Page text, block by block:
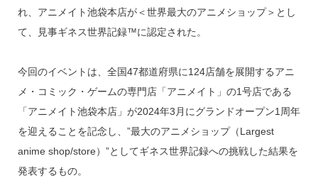
d
a
b
o
k
れ、アニメイト池袋本店が＜世界最大のアニメショップ＞とし
て、見事ギネス世界記録™に認定された。
今回のイベントは、全国47都道府県に124店舗を展開するアニ
メ・コミック・ゲームの専門店「アニメイト」の1号店である
「アニメイト池袋本店」が2024年3月にグランドオープン1周年
を迎えることを記念し、”最大のアニメショップ（Largest
anime shop/store）”としてギネス世界記録への挑戦した結果を
発表するもの。